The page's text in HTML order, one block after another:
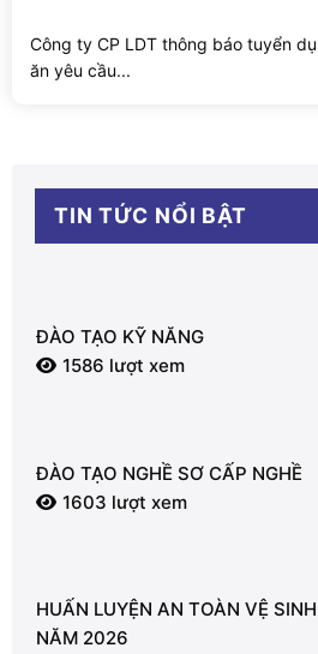
Công ty CP LDT thông báo tuyển
ăn yêu cầu...
TIN TỨC NỔI BẬT
ĐÀO TẠO KỸ NĂNG
1586 lượt xem
ĐÀO TẠO NGHỀ SƠ CẤP NGHỀ
1603 lượt xem
HUẤN LUYỆN AN TOÀN VỆ
NĂM 2026